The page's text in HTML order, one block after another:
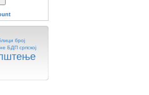
број
БДП српској